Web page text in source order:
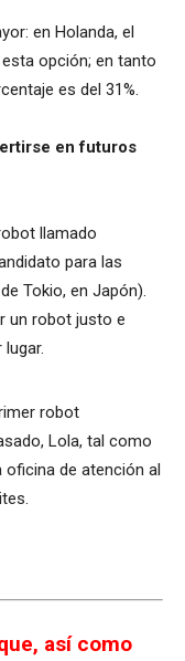
en Holanda, el
opción; en tanto
es del 31%.
en futuros
llamado
para las
Tokio, en Japón).
un robot justo e
robot
Lola, tal como
oficina de atención al
así como